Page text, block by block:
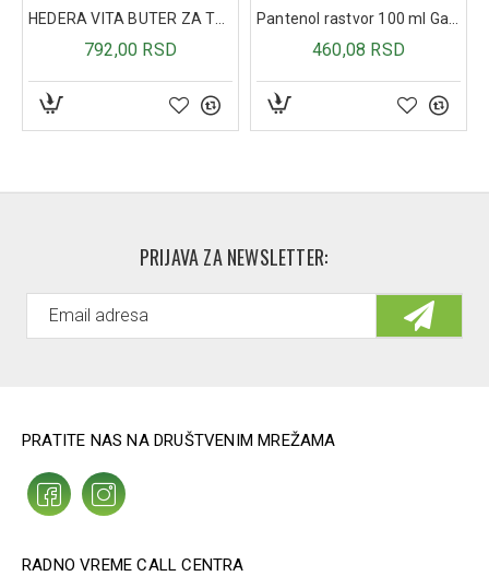
Lactobacillus reuteri LR92 (1x10⁹ cfu)
Lactobacillus paracasei IMC502 (1x10⁹ cfu)
Laktoferin:10 mg
Vitamin D3 (holekalciferol):
5 µg
792,00 RSD 460,08 RSD
PRIJAVA ZA NEWSLETTER:
PRATITE NAS NA DRUŠTVENIM MREŽAMA
RADNO VREME CALL CENTRA